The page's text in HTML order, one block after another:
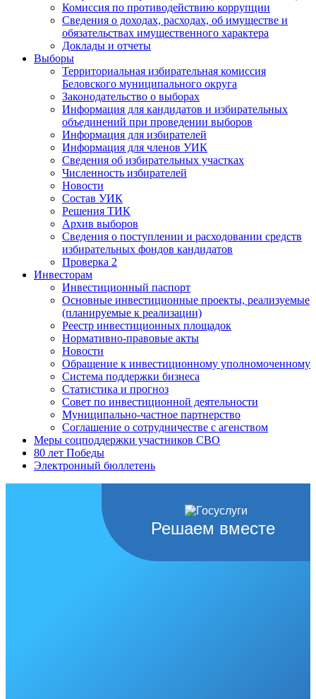
Комиссия по противодействию коррупции
Сведения о доходах, расходах, об имуществе и
обязательствах имущественного характера
Доклады и отчеты
Выборы
Территориальная избирательная комиссия
Беловского муниципального округа
Законодательство о выборах
Информация для кандидатов и избирательных
объединений при проведении выборов
Информация для избирателей
Информация для членов УИК
Сведения об избирательных участках
Численность избирателей
Новости
Состав УИК
Решения ТИК
Архив выборов
Сведения о поступлении и расходовании средств
избирательных фондов кандидатов
Проверка 2
Инвесторам
Инвестиционный паспорт
Основные инвестиционные проекты, реализуемые
(планируемые к реализации)
Реестр инвестиционных площадок
Нормативно-правовые акты
Новости
Обращение к инвестиционному уполномоченному
Система поддержки бизнеса
Статистика и прогноз
Совет по инвестиционной деятельности
Муниципально-частное партнерство
Соглашение о сотрудничестве с агенством
Меры соцподдержки участников СВО
80 лет Победы
Электронный бюллетень
Решаем вместе